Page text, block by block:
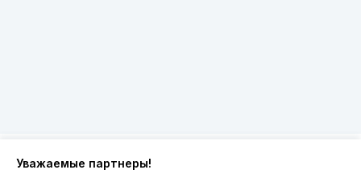
Уважаемые партнеры!